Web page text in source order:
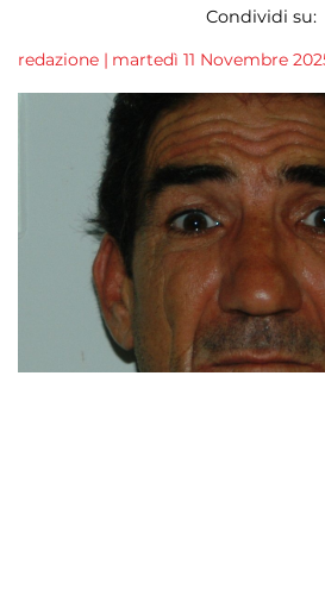
Condividi su:
redazione | martedì 11 Novembre